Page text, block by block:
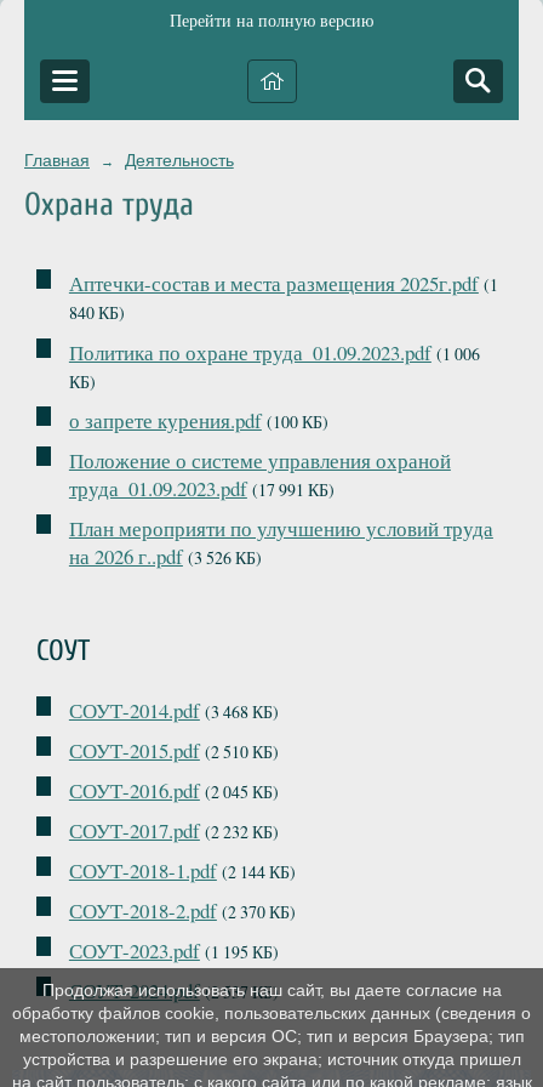
Перейти на полную версию
Главная → Деятельность
Охрана труда
Аптечки-состав и места размещения 2025г.pdf (1
840 КБ)
Политика по охране труда_01.09.2023.pdf (1 006
КБ)
о запрете курения.pdf (100 КБ)
Положение о системе управления охраной
труда_01.09.2023.pdf (17 991 КБ)
План мероприяти по улучшению условий труда
на 2026 г..pdf (3 526 КБ)
СОУТ
СОУТ-2014.pdf (3 468 КБ)
СОУТ-2015.pdf (2 510 КБ)
СОУТ-2016.pdf (2 045 КБ)
СОУТ-2017.pdf (2 232 КБ)
СОУТ-2018-1.pdf (2 144 КБ)
СОУТ-2018-2.pdf (2 370 КБ)
СОУТ-2023.pdf (1 195 КБ)
СОУТ-2024.pdf (2 537 КБ)
Продолжая использовать наш сайт, вы даете согласие на
обработку файлов cookie, пользовательских данных (сведения о
местоположении; тип и версия ОС; тип и версия Браузера; тип
устройства и разрешение его экрана; источник откуда пришел
на сайт пользователь; с какого сайта или по какой рекламе; язык